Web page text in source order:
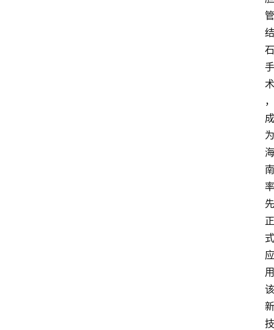
管
结
石
手
术
，
成
为
海
南
率
先
正
式
应
用
该
新
技